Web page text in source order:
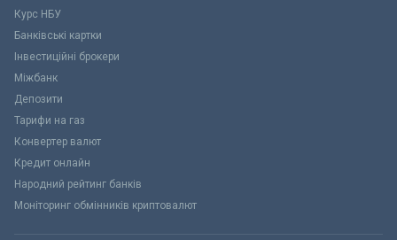
Курс НБУ
Банківські картки
Інвестиційні брокери
Міжбанк
Депозити
Тарифи на газ
Конвертер валют
Кредит онлайн
Народний рейтинг банків
Моніторинг обмінників криптовалют